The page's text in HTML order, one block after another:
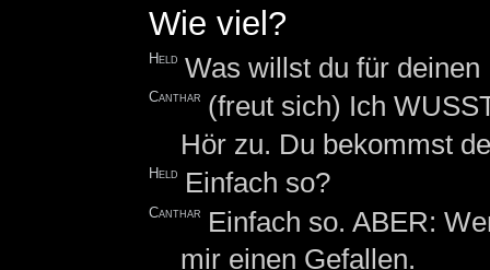
Wie viel?
Held Was willst du für
Canthar (freut sich) Ich
Hör zu. Du bekommst
Held Einfach so?
Canthar
Einfach so. ABER:
mir einen Gefallen.